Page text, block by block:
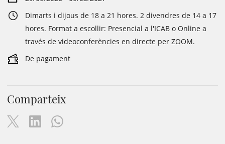
Dimarts i dijous de 18 a 21 hores. 2 divendres de 14 a 17
hores. Format a escollir: Presencial a l'ICAB o Online a
través de videoconferències en directe per ZOOM.
De pagament
Comparteix